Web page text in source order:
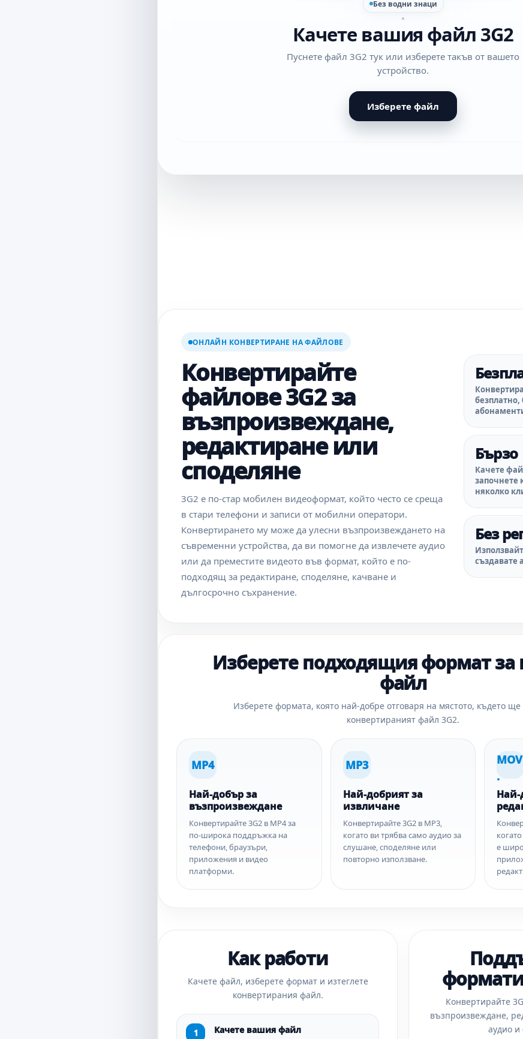
Без водни знаци
Качете вашия файл 3G2
Пуснете файл 3G2 тук или изберете такъв от вашето
устройство.
Изберете файл
ОНЛАЙН КОНВЕРТИРАНЕ НА ФАЙЛОВЕ
Конвертирайте
файлове 3G2 за
възпроизвеждане,
редактиране или
споделяне
3G2 е по-стар мобилен видеоформат, който често се среща
в стари телефони и записи от мобилни оператори.
Конвертирането му може да улесни възпроизвеждането на
съвременни устройства, да ви помогне да извлечете аудио
или да преместите видеото във формат, който е по-
подходящ за редактиране, споделяне, качване и
дългосрочно съхранение.
безплатно,
Бързо
Качете
започнете
няколко
Без
създавате
Изберете подходящия формат за
файл
Изберете формата, която най-добре отговаря на мястото, където ще
конвертираният файл 3G2.
MP4
Най-добър за
възпроизвеждане
Конвертирайте 3G2 в MP4 за
по-широка поддръжка на
телефони, браузъри,
приложения и видео
платформи.
MP3
Най-добрият за
извличане
Конвертирайте 3G2 в MP3,
когато ви трябва само аудио за
слушане, споделяне или
повторно използване.
MOV
.
Най-
е
Как работи
Качете файл, изберете формат и изтеглете
конвертирания файл.
Качете вашия файл
Конвертирайте
възпроизвеждане,
аудио и